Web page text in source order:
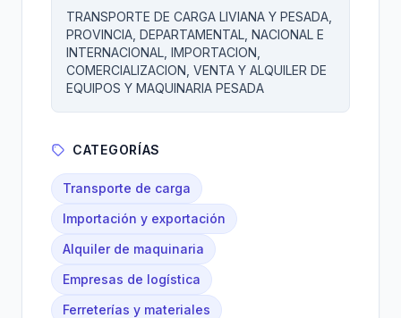
TRANSPORTE DE CARGA LIVIANA Y PESADA,
PROVINCIA, DEPARTAMENTAL, NACIONAL E
INTERNACIONAL, IMPORTACION,
COMERCIALIZACION, VENTA Y ALQUILER DE
EQUIPOS Y MAQUINARIA PESADA
CATEGORÍAS
Transporte de carga
Importación y exportación
Alquiler de maquinaria
Empresas de logística
Ferreterías y materiales